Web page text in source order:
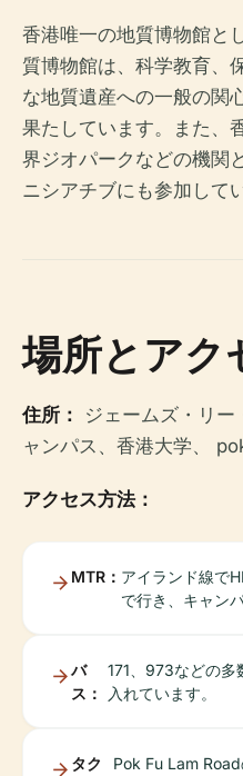
香港唯一の地質博物館と
質博物館は、科学教育、
な地質遺産への一般の関
果たしています。また、
界ジオパークなどの機関
ニシアチブにも参加して
場所とアク
住所：
ジェームズ・リー
ャンパス、香港大学、
アクセス方法：
MTR： アイランド線で
で行き、キャン
バ
ス：
171、973などの多
入れています。
タク
Pok Fu Lam